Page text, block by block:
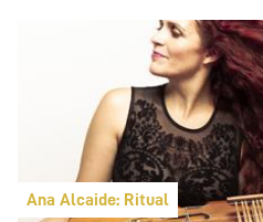
Ana Alcaide: Ritual